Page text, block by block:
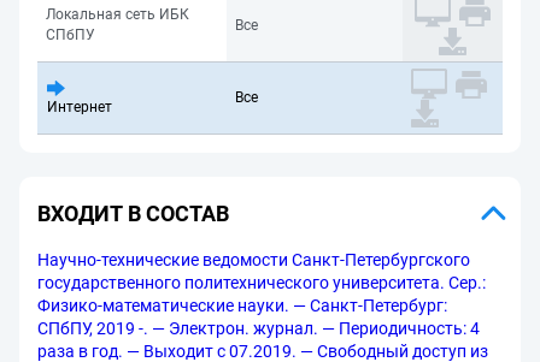
Локальная сеть ИБК
СПбПУ
Все
Интернет
Все
ВХОДИТ В СОСТАВ
Научно-технические ведомости Санкт-Петербургского
государственного политехнического университета. Сер.:
Физико-математические науки. — Санкт-Петербург:
СПбПУ, 2019 -. — Электрон. журнал. — Периодичность: 4
раза в год. — Выходит с 07.2019. — Свободный доступ из